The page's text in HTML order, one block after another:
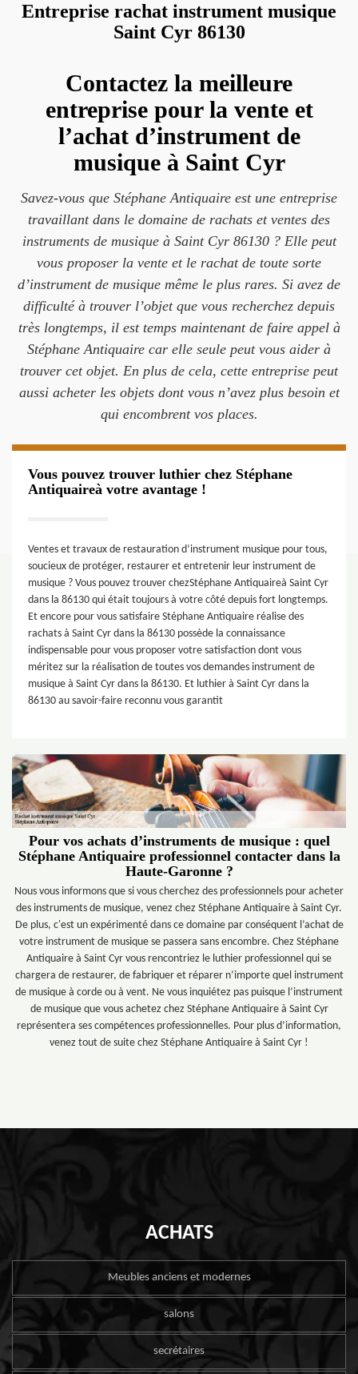
Entreprise rachat instrument musique
Saint Cyr 86130
Contactez la meilleure
entreprise pour la vente et
l’achat d’instrument de
musique à Saint Cyr
Savez-vous que Stéphane Antiquaire est une entreprise
travaillant dans le domaine de rachats et ventes des
instruments de musique à Saint Cyr 86130 ? Elle peut
vous proposer la vente et le rachat de toute sorte
d’instrument de musique même le plus rares. Si avez de
difficulté à trouver l’objet que vous recherchez depuis
très longtemps, il est temps maintenant de faire appel à
Stéphane Antiquaire car elle seule peut vous aider à
trouver cet objet. En plus de cela, cette entreprise peut
aussi acheter les objets dont vous n’avez plus besoin et
qui encombrent vos places.
Vous pouvez trouver luthier chez Stéphane
Antiquaireà votre avantage !
Ventes et travaux de restauration d’instrument musique pour tous,
soucieux de protéger, restaurer et entretenir leur instrument de
musique ? Vous pouvez trouver chezStéphane Antiquaireà Saint Cyr
dans la 86130 qui était toujours à votre côté depuis fort longtemps.
Et encore pour vous satisfaire Stéphane Antiquaire réalise des
rachats à Saint Cyr dans la 86130 possède la connaissance
indispensable pour vous proposer votre satisfaction dont vous
méritez sur la réalisation de toutes vos demandes instrument de
musique à Saint Cyr dans la 86130. Et luthier à Saint Cyr dans la
86130 au savoir-faire reconnu vous garantit
Pour vos achats d’instruments de musique : quel
Stéphane Antiquaire professionnel contacter dans la
Haute-Garonne ?
Nous vous informons que si vous cherchez des professionnels pour acheter
des instruments de musique, venez chez Stéphane Antiquaire à Saint Cyr.
De plus, c'est un expérimenté dans ce domaine par conséquent l’achat de
votre instrument de musique se passera sans encombre. Chez Stéphane
Antiquaire à Saint Cyr vous rencontriez le luthier professionnel qui se
chargera de restaurer, de fabriquer et réparer n’importe quel instrument
de musique à corde ou à vent. Ne vous inquiétez pas puisque l’instrument
de musique que vous achetez chez Stéphane Antiquaire à Saint Cyr
représentera ses compétences professionnelles. Pour plus d’information,
venez tout de suite chez Stéphane Antiquaire à Saint Cyr !
ACHATS
Meubles anciens et modernes
salons
secrétaires